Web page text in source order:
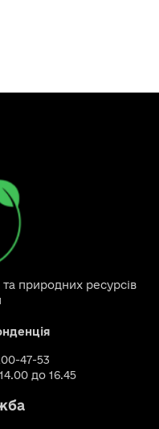
та природних ресурсів
47-53
до 16.45